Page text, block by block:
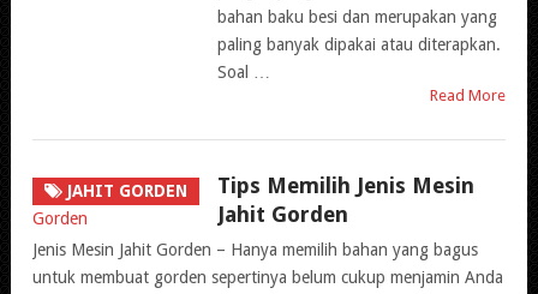
bahan baku besi dan merupakan yang
paling banyak dipakai atau diterapkan.
Soal …
Read More
JAHIT GORDEN
Tips Memilih Jenis Mesin
Jahit Gorden
Jenis Mesin Jahit Gorden – Hanya memilih bahan yang bagus
untuk membuat gorden sepertinya belum cukup menjamin Anda